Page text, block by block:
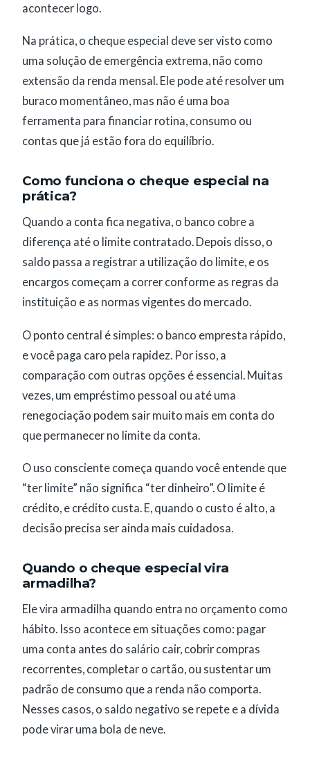
acontecer logo.
Na prática, o cheque especial deve ser visto como
uma solução de emergência extrema, não como
extensão da renda mensal. Ele pode até resolver um
buraco momentâneo, mas não é uma boa
ferramenta para financiar rotina, consumo ou
contas que já estão fora do equilíbrio.
Como funciona o cheque especial na
prática?
Quando a conta fica negativa, o banco cobre a
diferença até o limite contratado. Depois disso, o
saldo passa a registrar a utilização do limite, e os
encargos começam a correr conforme as regras da
instituição e as normas vigentes do mercado.
O ponto central é simples: o banco empresta rápido,
e você paga caro pela rapidez. Por isso, a
comparação com outras opções é essencial. Muitas
vezes, um empréstimo pessoal ou até uma
renegociação podem sair muito mais em conta do
que permanecer no limite da conta.
O uso consciente começa quando você entende que
“ter limite” não significa “ter dinheiro”. O limite é
crédito, e crédito custa. E, quando o custo é alto, a
decisão precisa ser ainda mais cuidadosa.
Quando o cheque especial vira
armadilha?
Ele vira armadilha quando entra no orçamento como
hábito. Isso acontece em situações como: pagar
uma conta antes do salário cair, cobrir compras
recorrentes, completar o cartão, ou sustentar um
padrão de consumo que a renda não comporta.
Nesses casos, o saldo negativo se repete e a dívida
pode virar uma bola de neve.